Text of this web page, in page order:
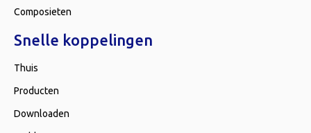
Composieten
Snelle koppelingen
Thuis
Producten
Downloaden